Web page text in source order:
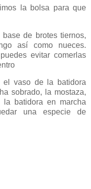
la bolsa para que
de brotes tiernos,
así como nueces.
evitar comerlas
el vaso de la batidora
sobrado, la mostaza,
batidora en marcha
una especie de